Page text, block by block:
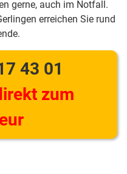
gerne, auch im Notfall.
erreichen Sie rund
43 01
zum